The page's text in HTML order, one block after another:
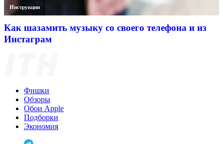
Инструкции
Как шазамить музыку со своего телефона и из
Инстаграм
Фишки
Обзоры
Обои Apple
Подборки
Экономия